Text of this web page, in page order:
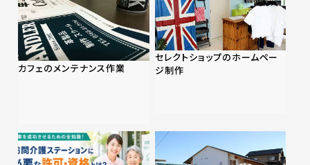
カフェのメンテナンス作業
セレクトショップのホームペー
ジ制作